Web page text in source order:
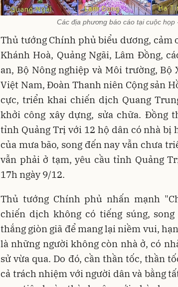
Các địa phương báo cáo tại cuộc họp
Thủ tướng Chính phủ biểu dương, cảm
Khánh Hoà, Quảng Ngãi, Lâm Đồng,
an, Bộ Nông nghiệp và Môi trường, Bộ
Việt Nam, Đoàn Thanh niên Cộng sản
cực, triển khai chiến dịch Quang
khởi công xây dựng, sửa chữa. Đồng
tỉnh Quảng Trị với 12 hộ dân có nhà bị
của mưa bão, song đến nay vẫn chưa
vẫn phải ở tạm, yêu cầu tỉnh Quảng
17h ngày 9/12.
Thủ tướng Chính phủ nhấn mạnh
chiến dịch không có tiếng súng,
thắng giòn giã để mang lại niềm vui,
là những người không còn nhà ở, có
sử vừa qua. Do đó, cần thần tốc, thần
cả trách nhiệm với người dân và bằng